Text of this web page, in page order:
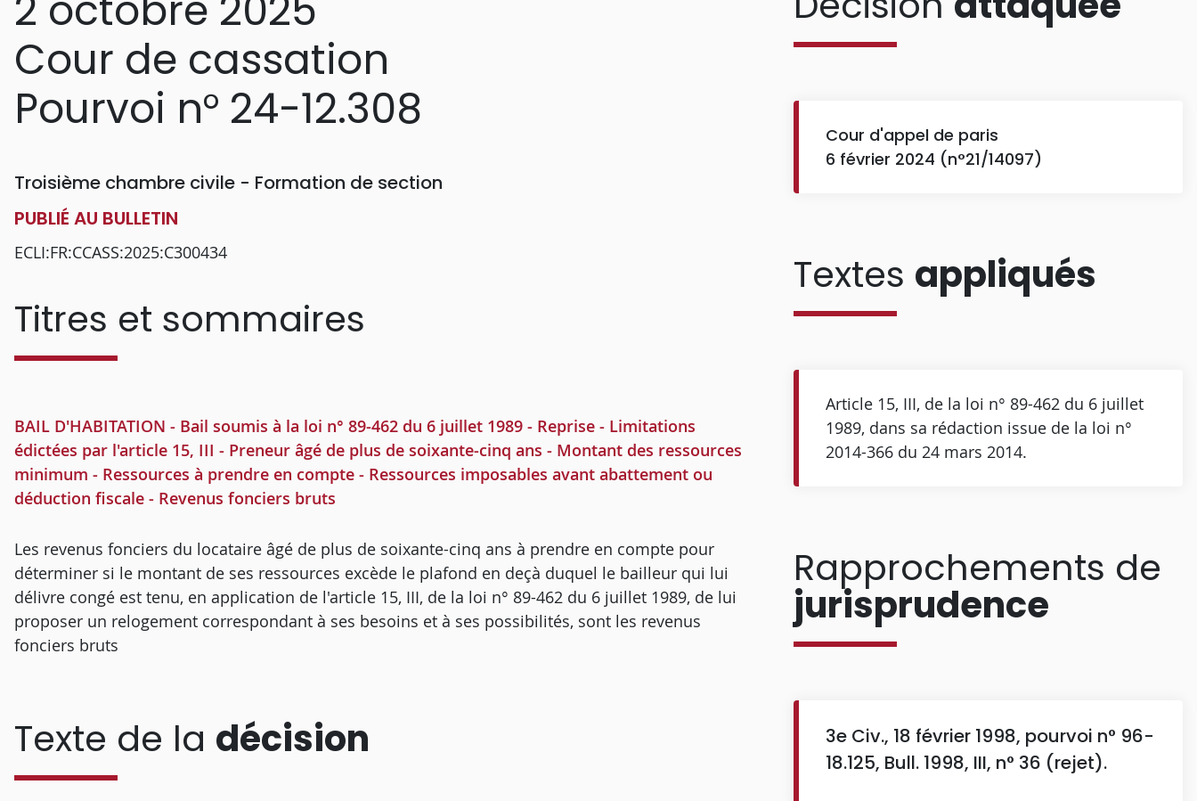
Cour de cassation
Pourvoi n° 24-12.308
Troisième chambre civile - Formation de section
PUBLIÉ AU BULLETIN
ECLI:FR:CCASS:2025:C300434
Titres et sommaires
BAIL D'HABITATION - Bail soumis à la loi n° 89-462 du 6 juillet 1989 - Reprise - Limitations
édictées par l'article 15, III - Preneur âgé de plus de soixante-cinq ans - Montant des ressources
minimum - Ressources à prendre en compte - Ressources imposables avant abattement ou
déduction fiscale - Revenus fonciers bruts
Les revenus fonciers du locataire âgé de plus de soixante-cinq ans à prendre en compte pour
déterminer si le montant de ses ressources excède le plafond en deçà duquel le bailleur qui lui
délivre congé est tenu, en application de l'article 15, III, de la loi n° 89-462 du 6 juillet 1989, de lui
proposer un relogement correspondant à ses besoins et à ses possibilités, sont les revenus
fonciers bruts
Texte de la décision
Cour d'appel de paris
6 février 2024 (n°21/14097)
Textes appliqués
Article 15, III, de la loi n° 89-462 du 6 juillet
1989, dans sa rédaction issue de la loi n°
2014-366 du 24 mars 2014.
Rapprochements de
jurisprudence
3e Civ., 18 février 1998, pourvoi n° 96-
18.125, Bull. 1998, III, n° 36 (rejet).